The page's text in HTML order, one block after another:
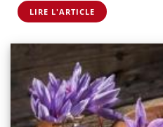
LIRE L'ARTICLE